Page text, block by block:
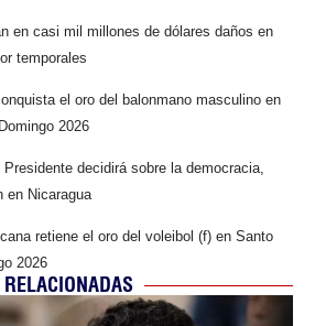
en casi mil millones de dólares daños en
temporales
el oro del balonmano masculino en
2026
Presidente decidirá sobre la democracia,
en Nicaragua
retiene el oro del voleibol (f) en Santo
2026
RELACIONADAS